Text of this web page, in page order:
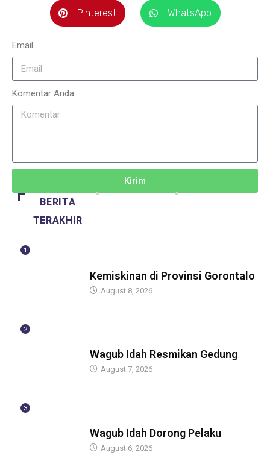
Pinterest WhatsApp
Email
Komentar Anda
Kirim
BERITA
TERAKHIR
1
Kemiskinan di Provinsi Gorontalo
August 8, 2026
2
Wagub Idah Resmikan Gedung
August 7, 2026
3
Wagub Idah Dorong Pelaku
August 6, 2026